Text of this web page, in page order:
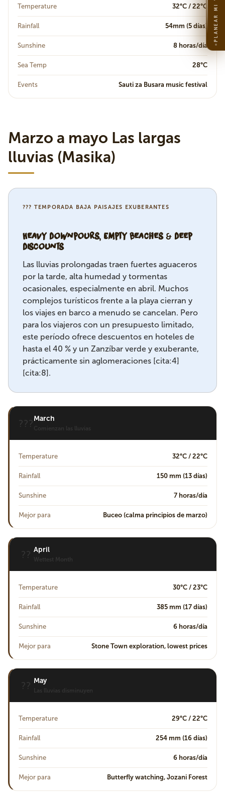
Temperature 32°C / 22°C
Rainfall 54mm (5 días)
Sunshine 8 horas/día
Sea Temp 28°C
Events Sauti za Busara music festival
Marzo a mayo Las largas
lluvias (Masika)
??? TEMPORADA BAJA PAISAJES EXUBERANTES
Heavy Downpours, Empty Beaches & Deep
Discounts
Las lluvias prolongadas traen fuertes aguaceros
por la tarde, alta humedad y tormentas
ocasionales, especialmente en abril. Muchos
complejos turísticos frente a la playa cierran y
los viajes en barco a menudo se cancelan. Pero
para los viajeros con un presupuesto limitado,
este período ofrece descuentos en hoteles de
hasta el 40 % y un Zanzíbar verde y exuberante,
prácticamente sin aglomeraciones [cita:4]
[cita:8].
??? March
Comienzan las lluvias
Temperature 32°C / 22°C
Rainfall 150 mm (13 días)
Sunshine 7 horas/día
Mejor para Buceo (calma principios de marzo)
?? April
Wettest Month
Temperature 30°C / 23°C
Rainfall 385 mm (17 días)
Sunshine 6 horas/día
Mejor para Stone Town exploration, lowest prices
?? May
Las lluvias disminuyen
Temperature 29°C / 22°C
Rainfall 254 mm (16 días)
Sunshine 6 horas/día
Mejor para Butterfly watching, Jozani Forest